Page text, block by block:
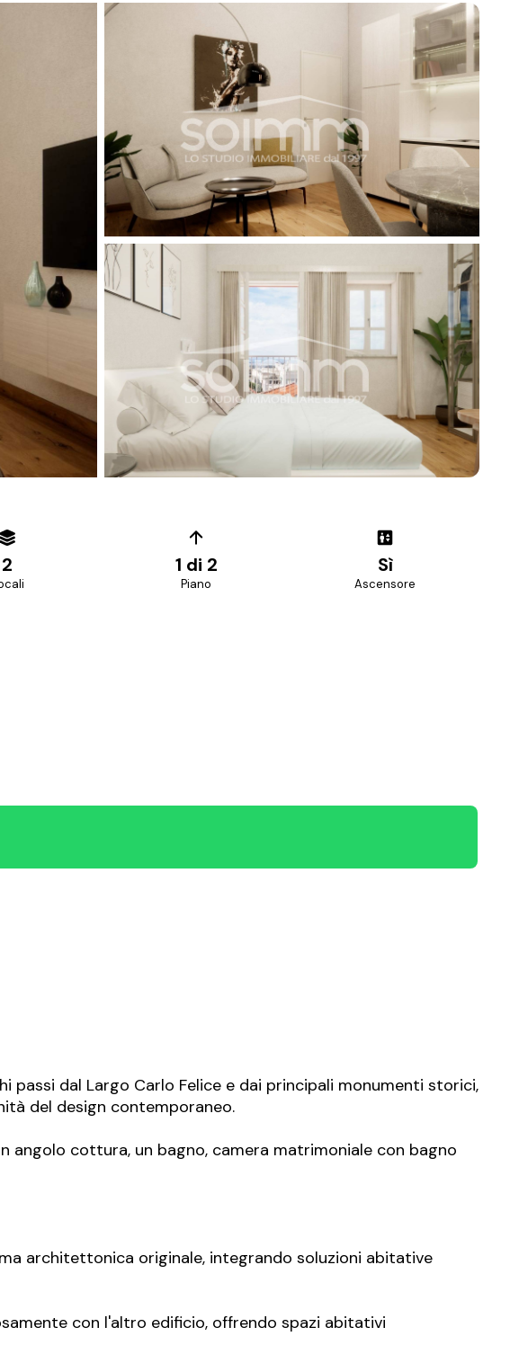
2 1 di 2
Piano
Sì
Ascensore
dal Largo Carlo Felice e dai principali monumenti storici,
del design contemporaneo.
angolo cottura, un bagno, camera matrimoniale con bagno
architettonica originale, integrando soluzioni abitative
con l'altro edificio, offrendo spazi abitativi